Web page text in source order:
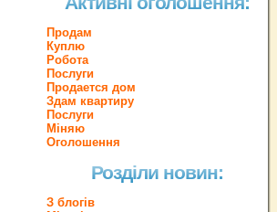
Продам
Куплю
Робота
Послуги
Продается дом
Здам квартиру
Послуги
Міняю
Оголошення
Розділи новин:
З блогів